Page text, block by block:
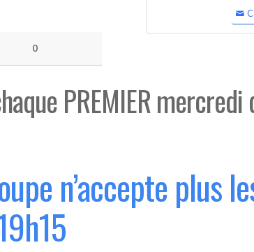
0
PREMIER
n’accepte plus